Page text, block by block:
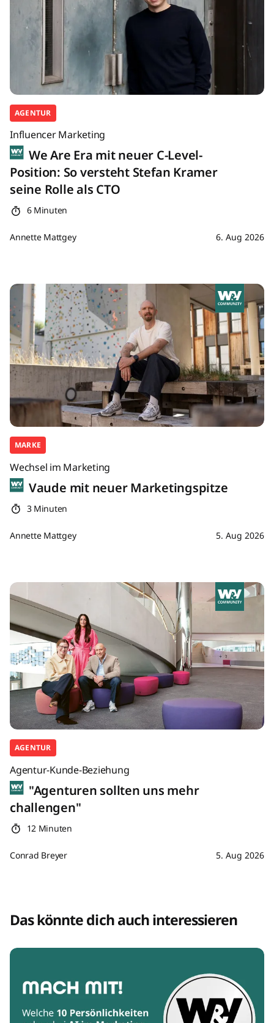
AGENTUR
Influencer Marketing
We Are Era mit neuer C-Level-
Position: So versteht Stefan Kramer
seine Rolle als CTO
6 Minuten
Annette Mattgey 6. Aug 2026
MARKE
Wechsel im Marketing
Vaude mit neuer Marketingspitze
3 Minuten
Annette Mattgey 5. Aug 2026
AGENTUR
Agentur-Kunde-Beziehung
"Agenturen sollten uns mehr
challengen"
12 Minuten
Conrad Breyer 5. Aug 2026
Das könnte dich auch interessieren